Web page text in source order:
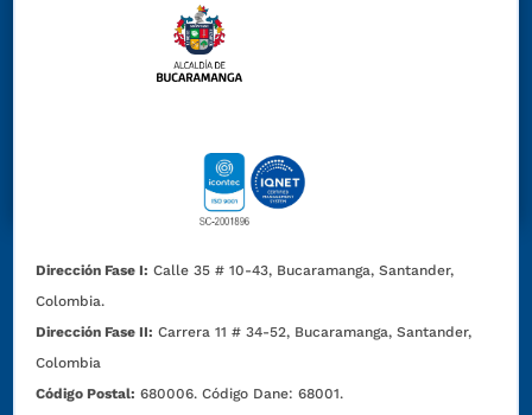
Dirección Fase I: Calle 35 # 10-43, Bucaramanga, Santander,
Colombia.
Dirección Fase II: Carrera 11 # 34-52, Bucaramanga, Santander,
Colombia
Código Postal: 680006. Código Dane: 68001.